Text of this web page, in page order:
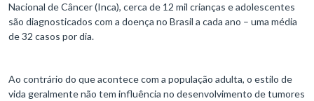
Nacional de Câncer (Inca), cerca de 12 mil crianças e adolescentes
são diagnosticados com a doença no Brasil a cada ano – uma média
de 32 casos por dia.
Ao contrário do que acontece com a população adulta, o estilo de
vida geralmente não tem influência no desenvolvimento de tumores